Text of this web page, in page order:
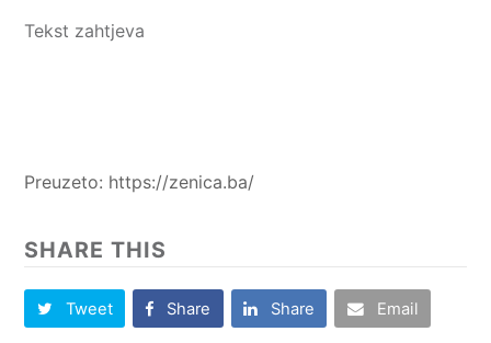
Tekst zahtjeva
Preuzeto: https://zenica.ba/
SHARE THIS
Tweet Share Share Email